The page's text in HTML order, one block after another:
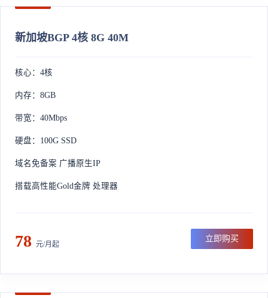
新加坡BGP 4核 8G 40M
核心：4核
内存：8GB
带宽：40Mbps
硬盘：100G SSD
域名免备案 广播原生IP
搭载高性能Gold金牌 处理器
78 元/月起
立即购买